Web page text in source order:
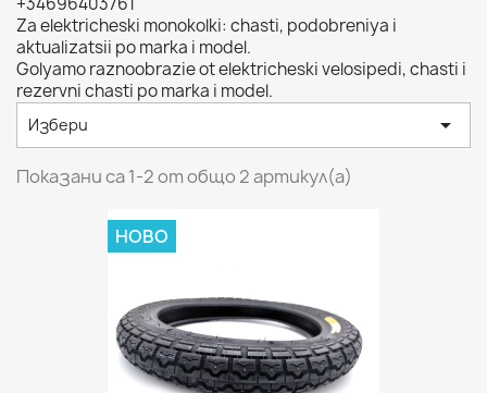
Za elektricheski monokolki: chasti, podobreniya i
aktualizatsii po marka i model.
Golyamo raznoobrazie ot elektricheski velosipedi, chasti i
rezervni chasti po marka i model.
Избери 
Показани са 1-2 от общо 2 артикул(а)
НОВО